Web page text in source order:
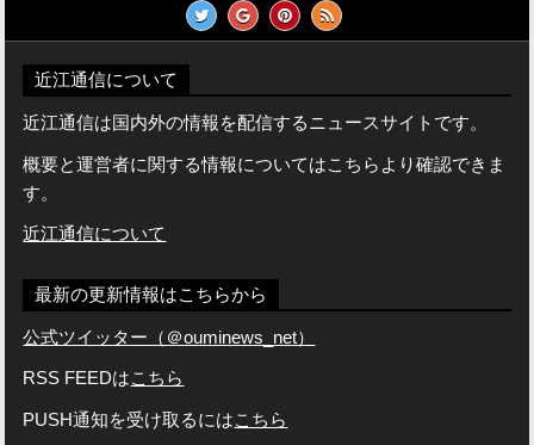
近江通信について
近江通信は国内外の情報を配信するニュースサイトです。
概要と運営者に関する情報についてはこちらより確認できま
す。
近江通信について
最新の更新情報はこちらから
公式ツイッター（＠ouminews_net）
RSS FEEDはこちら
PUSH通知を受け取るにはこちら